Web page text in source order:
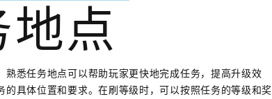
地点
悉任务地点可以帮助玩家更快地完成任务，提高升级效
具体位置和要求。在刷等级时，可以按照任务的等级和奖